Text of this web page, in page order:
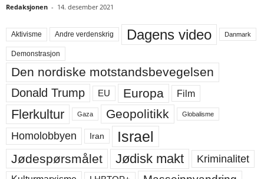
Redaksjonen - 14. desember 2021
Aktivisme Andre verdenskrig Dagens video Danmark
Demonstrasjon
Den nordiske motstandsbevegelsen
Donald Trump EU Europa Film
Flerkultur Gaza Geopolitikk Globalisme
Homolobbyen Iran Israel
Jødespørsmålet Jødisk makt Kriminalitet